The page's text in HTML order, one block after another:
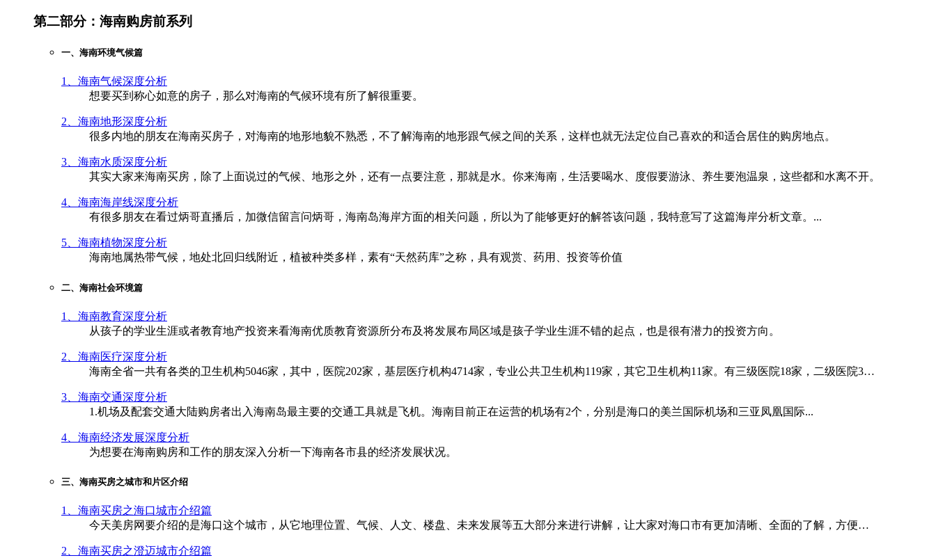
第二部分：海南购房前系列
一、海南环境气候篇
1、海南气候深度分析
想要买到称心如意的房子，那么对海南的气候环境有所了解很重要。
2、海南地形深度分析
很多内地的朋友在海南买房子，对海南的地形地貌不熟悉，不了解海南的地形跟气候之间的关系，这样也就无法定位自己喜欢的和适合居住的购房地点。​
3、海南水质深度分析
其实大家来海南买房，除了上面说过的气候、地形之外，还有一点要注意，那就是水。你来海南，生活要喝水、度假要游泳、养生要泡温泉，这些都和水离不开。
4、海南海岸线深度分析
有很多朋友在看过炳哥直播后，加微信留言问炳哥，海南岛海岸方面的相关问题，所以为了能够更好的解答该问题，我特意写了这篇海岸分析文章。...
5、海南植物深度分析
海南地属热带气候，地处北回归线附近，植被种类多样，素有“天然药库”之称，具有观赏、药用、投资等价值
二、海南社会环境篇
1、海南教育深度分析
从孩子的学业生涯或者教育地产投资来看海南优质教育资源所分布及将发展布局区域是孩子学业生涯不错的起点，也是很有潜力的投资方向。
2、海南医疗深度分析
海南全省一共有各类的卫生机构5046家，其中，医院202家，基层医疗机构4714家，专业公共卫生机构119家，其它卫生机构11家。有三级医院18家，二级医院3…
3、海南交通深度分析
1.机场及配套交通大陆购房者出入海南岛最主要的交通工具就是飞机。海南目前正在运营的机场有2个，分别是海口的美兰国际机场和三亚凤凰国际...
4、海南经济发展深度分析
为想要在海南购房和工作的朋友深入分析一下海南各市县的经济发展状况。
三、海南买房之城市和片区介绍
1、海南买房之海口城市介绍篇
今天美房网要介绍的是海口这个城市，从它地理位置、气候、人文、楼盘、未来发展等五大部分来进行讲解，让大家对海口市有更加清晰、全面的了解，方便…
2、海南买房之澄迈城市介绍篇